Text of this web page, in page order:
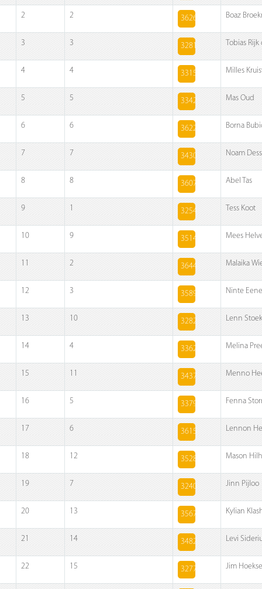
2 2 3626 Boaz
3 3 3281 Tobias Rijk
4 4 3315 Milles
5 5 3342 Mas Oud
6 6 3622 Borna
7 7 3430 Noam
8 8 3607 Abel Tas
9 1 3254 Tess Koot
10 9 3514 Mees
11 2 3644 Malaika
12 3 3589 Ninte
13 10 3282 Lenn
14 4 3362 Melina
15 11 3437 Menno
16 5 3379 Fenna
17 6 3615 Lennon
18 12 3528 Mason
19 7 3240 Jinn Pijloo
20 13 3567 Kylian
21 14 3482 Levi
22 15 3277 Jim